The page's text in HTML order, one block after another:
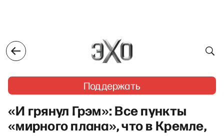
Поддержать
«И грянул Грэм»: Все пункты
«мирного плана», что в Кремле,